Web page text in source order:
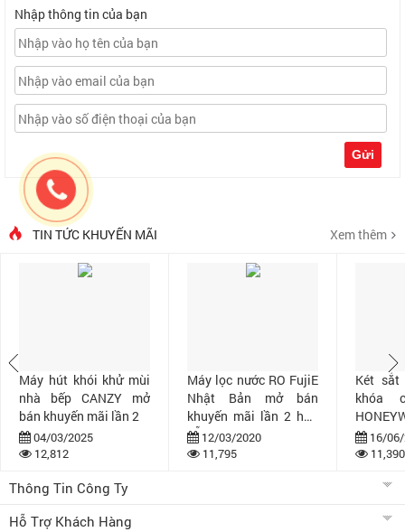
Nhập thông tin của bạn
Gửi
TIN TỨC KHUYẾN MÃI Xem thêm
Máy hút khói khử mùi
nhà bếp CANZY mở
bán khuyến mãi lần 2
04/03/2025
12,812
Máy lọc nước RO FujiE
Nhật Bản mở bán
khuyến mãi lần 2 hấp
dẫn12/03/2020
11,795
Két sắt
khóa
bán16/
11,390
Thông Tin Công Ty
Hỗ Trợ Khách Hàng